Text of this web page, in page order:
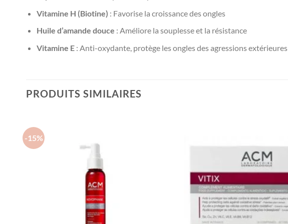
Vitamine H (Biotine) : Favorise la croissance des ongles
Huile d’amande douce : Améliore la souplesse et la résistance
Vitamine E: Anti-oxydante, protège les ongles des agressions extérieures
PRODUITS SIMILAIRES
-15%